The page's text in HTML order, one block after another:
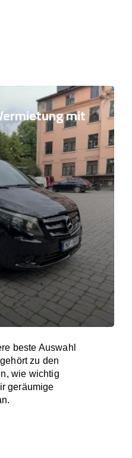
mit
beste Auswahl
zu den
wie wichtig
geräumige